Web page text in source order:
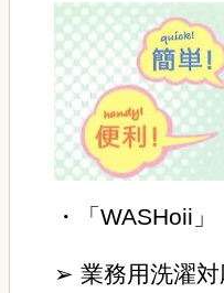
・「WASHoii」
➢ 業務用洗濯